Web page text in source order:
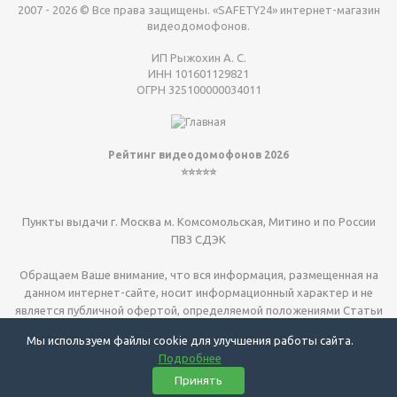
2007 - 2026 © Все права защищены. «SAFETY24» интернет-магазин
видеодомофонов.
ИП Рыжохин А. С.
ИНН 101601129821
ОГРН 325100000034011
Рейтинг видеодомофонов 2026
⭐⭐⭐⭐⭐
Пункты выдачи г. Москва м. Комсомольская, Митино и по России
ПВЗ СДЭК
Обращаем Ваше внимание, что вся информация, размещенная на
данном интернет-сайте, носит информационный характер и не
является публичной офертой, определяемой положениями Статьи
Видеодомофоны для квартиры | видеодомофоны для дома
| установка г. Москва и МО
Мы используем файлы cookie для улучшения работы сайта.
Подробнее
Принять